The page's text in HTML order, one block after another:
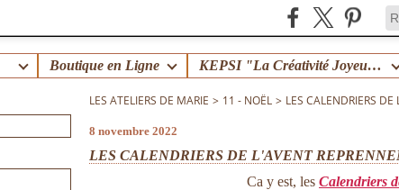
Boutique en Ligne KEPSI "La Créativité Joyeuse en Famille" !
LES ATELIERS DE MARIE > 11 - NOËL > LES CALENDRIERS
8 novembre 2022
LES CALENDRIERS DE L'AVENT
Ca y est, lesCalendriers